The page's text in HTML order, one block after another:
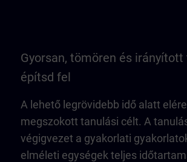
Gyorsan, tömören és
építsd fel
A lehető legrövidebb idő alatt
megszokott tanulási célt. A
végigvezet a gyakorlati
elméleti egységek teljes